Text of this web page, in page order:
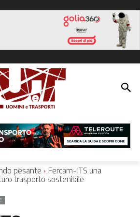
pesante Fercam-ITS una
trasporto sostenibile